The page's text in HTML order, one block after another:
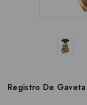
Registro De